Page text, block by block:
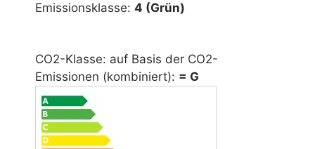
Emissionsklasse: 4 (Grün)
CO2-Klasse: auf Basis der CO2-
Emissionen (kombiniert): = G